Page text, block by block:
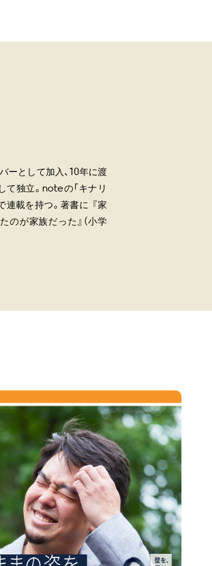
ーとして加入、10年に渡
て独立。noteの「キナリ
連載を持つ。著書に 『家
のが家族だった』（小学